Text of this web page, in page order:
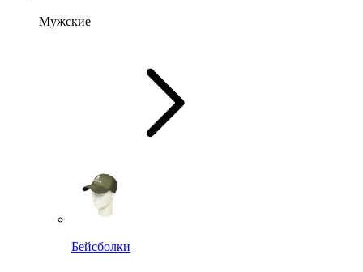
Мужские
Бейсболки